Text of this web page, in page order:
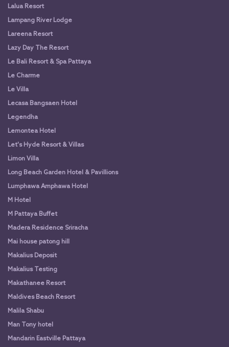
Lalua Resort
Lampang River Lodge
Lareena Resort
Lazy Day The Resort
Le Bali Resort & Spa Pattaya
Le Charme
Le Villa
Lecasa Bangsaen Hotel
Legendha
Lemontea Hotel
Let's Hyde Resort & Villas
Limon Villa
Long Beach Garden Hotel & Pavillions
Lumphawa Amphawa Hotel
M Hotel
M Pattaya Buffet
Madera Residence Sriracha
Mai house patong hill
Makalius Deposit
Makalius Testing
Makathanee Resort
Maldives Beach Resort
Malila Shabu
Man Tony hotel
Mandarin Eastville Pattaya